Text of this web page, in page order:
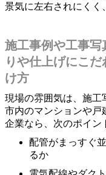
景気に左右されにくく
施工事例や工事写
りや仕上げにこ
け方
現場の雰囲気は、施工
市内のマンションや戸
企業なら、次のポイン
配管がまっすぐ
るか